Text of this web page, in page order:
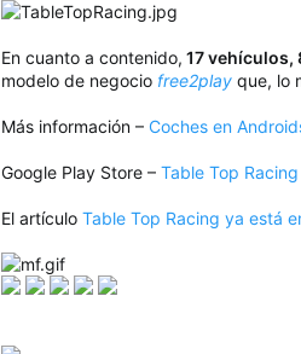
En cuanto a contenido, 17 vehículos,
modelo de negocio free2play que, lo
Más información – Coches en
Google Play Store – Table Top Racing
El artículo Table Top Racing ya está